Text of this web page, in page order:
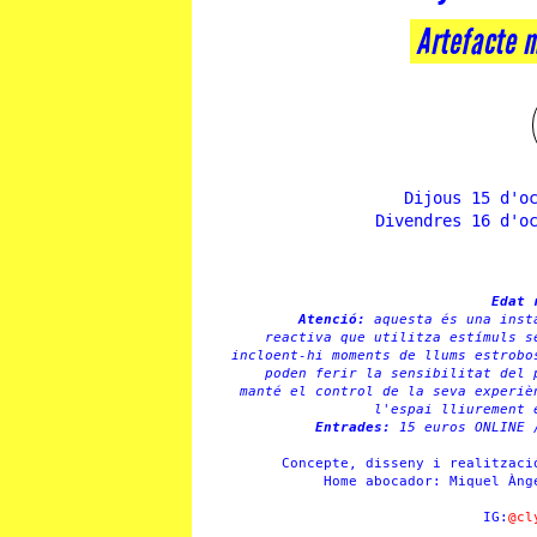
Artefacte
Dijous 15
Divendres 16
Edat
Atenció: aquesta és una
reactiva que utilitza estímuls
incloent-hi moments de llums
poden ferir la sensibilitat del
manté el control de la seva
l'espai lliurement
Entrades: 15 euros ONLINE
Concepte, disseny i
Home abocador: Miquel
IG: